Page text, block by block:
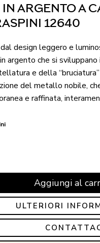
ARGENTO A
12640
dal design leggero e
argento che si
e della
del metallo nobile,
e raffinata,
Aggiungi al
ULTERIORI